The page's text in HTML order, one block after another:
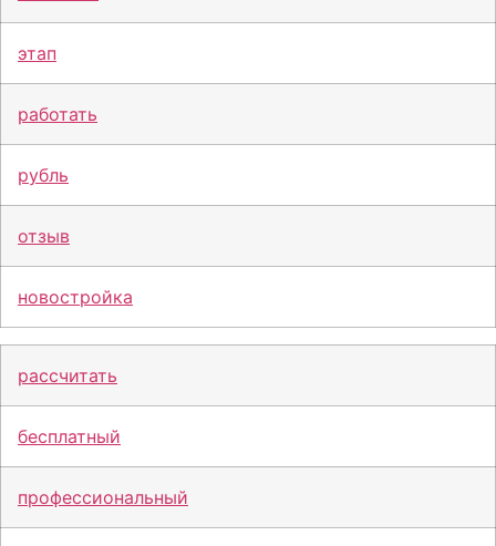
этап
работать
рубль
отзыв
новостройка
рассчитать
бесплатный
профессиональный